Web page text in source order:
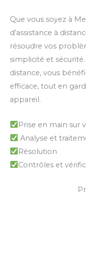
Que vous soyez à
d’assistance à
résoudre vos
simplicité et
distance, vous
efficace, tout en
appareil.
Prise en main sur
Analyse et
Résolution
Contrôles et